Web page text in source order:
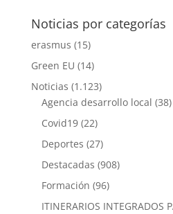
Noticias por categorías
erasmus (15)
Green EU (14)
Noticias (1.123)
Agencia desarrollo local (38)
Covid19(22)
Deportes (27)
Destacadas (908)
Formación (96)
ITINERARIOS INTEGRADOS